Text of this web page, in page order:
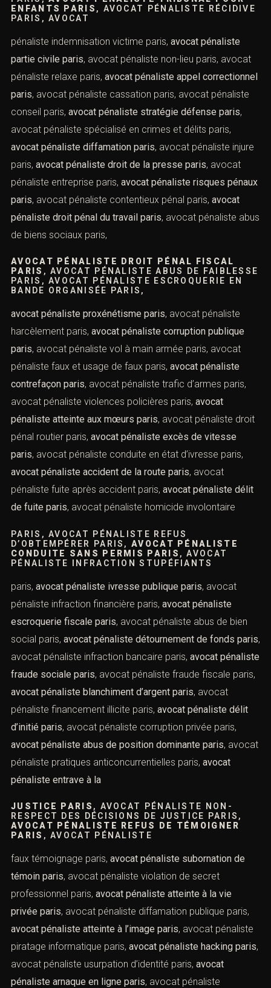
liberté conditionnelle paris , avocat pénaliste
PEINE PARIS, AVOCAT PÉNALISTE POUR
TRIBUNAL POUR ENFANTS PARIS, AVOCAT
pénaliste indemnisation victime paris,avocat pénaliste
partie civile paris , avocat pénaliste non-lieu paris, avocat
pénaliste relaxe paris,avocat pénaliste appel
correctionnel paris, avocat pénaliste cassation paris,
avocat pénaliste conseil paris,avocat pénaliste
stratégie défense paris, avocat pénaliste spécialisé en
crimes et délits paris,avocat pénaliste diffamation paris,
avocat pénaliste injure paris,
pénaliste risques pénaux paris, avocat pénaliste
contentieux pénal paris,avocat pénaliste droit pénal du
AVOCAT PÉNALISTE DROIT PÉNAL FISCAL
FAIBLESSE PARIS, AVOCAT PÉNALISTE
ESCROQUERIE EN BANDE ORGANISÉE PARIS,
avocat pénaliste proxénétisme paris, avocat pénaliste
harcèlement paris,avocat pénaliste corruption publique
paris, avocat pénaliste vol à main armée paris, avocat
pénaliste faux et usage de faux paris,avocat pénaliste
contrefaçon paris, avocat pénaliste trafic d’armes paris,
avocat pénaliste violences policières paris,avocat
pénaliste atteinte aux mœurs paris, avocat pénaliste
vitesse paris, avocat pénaliste conduite en état
d’ivresse paris,avocat pénaliste accident de la route
pénaliste délit de fuite paris
, avocat pénaliste homicide
involontaire
PARIS, AVOCAT PÉNALISTE REFUS
CONDUITE SANS PERMIS PARIS, AVOCAT
paris,avocat pénaliste ivresse publique paris, avocat
pénaliste infraction financière paris,avocat pénaliste
escroquerie fiscale paris, avocat pénaliste abus de bien
social paris,avocat pénaliste détournement de fonds
paris, avocat pénaliste infraction bancaire paris,avocat
pénaliste fraude sociale paris
avocat pénaliste financement illicite paris, avocat
pénaliste délit d’initié paris, avocat pénaliste corruption
dominante paris
, avocat pénaliste pratiques
anticoncurrentielles paris,
JUSTICE PARIS, AVOCAT PÉNALISTE NON-
AVOCAT PÉNALISTE REFUS DE TÉMOIGNER
, AVOCAT PÉNALISTE
faux témoignage paris,avocat pénaliste subornation de
témoin paris, avocat pénaliste violation de secret
Prendre rendez-vous
Vous recherchez un avocat spécialisé en droit pénal ?
Laissez-nous vos coordonnées et nous vous
contacterons.
Nom *
Email *
Lieu de l'infraction ou tribunal compétent *